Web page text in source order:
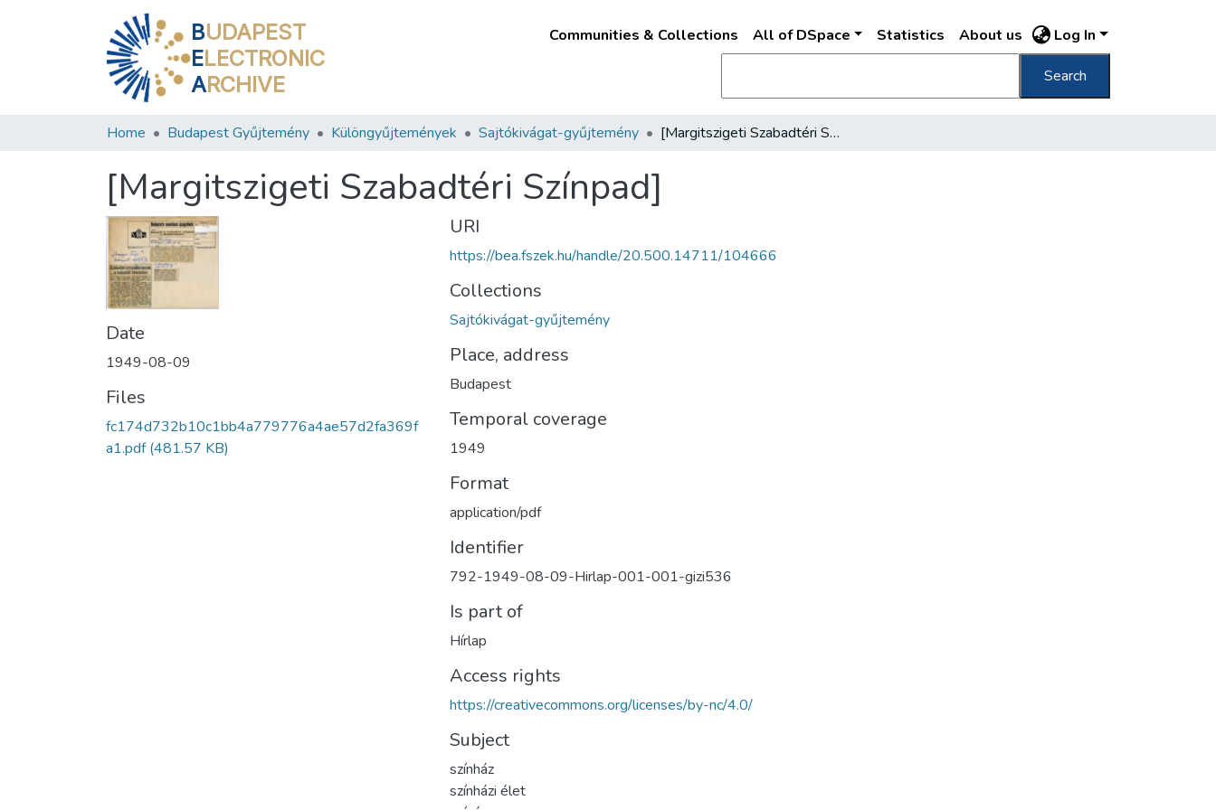
BUDAPEST
ELECTRONIC
ARCHIVE
Communities & Collections All of DSpace Statistics About us Log In
Search
Home Budapest Gyűjtemény Különgyűjtemények Sajtókivágat-gyűjtemény [Margitszigeti Szabadtéri Színpad]
[Margitszigeti Szabadtéri Színpad]
Date
1949-08-09
Files
fc174d732b10c1bb4a779776a4ae57d2fa369f
a1.pdf(481.57 KB)
URI
https://bea.fszek.hu/handle/20.500.14711/104666
Collections
Sajtókivágat-gyűjtemény
Place, address
Budapest
Temporal coverage
1949
Format
application/pdf
Identifier
792-1949-08-09-Hirlap-001-001-gizi536
Is part of
Hírlap
Access rights
https://creativecommons.org/licenses/by-nc/4.0/
Subject
színház
színházi élet